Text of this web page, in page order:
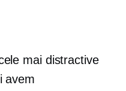
mai distractive
avem